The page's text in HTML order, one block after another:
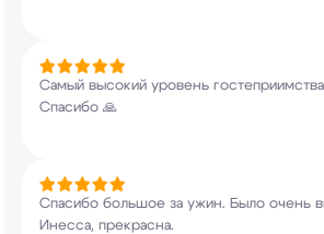
Самый высокий уровень
Спасибо 🙏
Спасибо большое за ужин. Было очень
Инесса, прекрасна.